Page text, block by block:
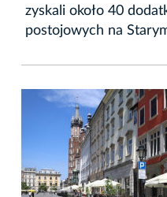
zyskali około 40
postojowych na